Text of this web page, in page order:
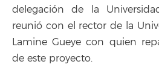
delegación de la
reunió con el rector de la
Lamine Gueye con quien
de este proyecto.